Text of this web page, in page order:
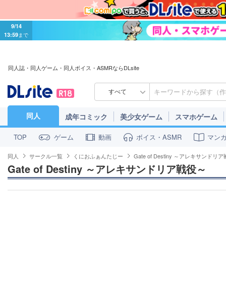
9/14
13:59まで
同人誌・同人ゲーム・同人ボイス・ASMRならDLsite
すべて
同人 成年コミック 美少女ゲーム スマホゲーム
TOP ゲーム 動画 ボイス・ASMR マン
同人 サークル一覧 くにおふぁんたじー Gate of Destiny ～アレキサンドリア
Gate of Destiny ～アレキサンドリア戦役～